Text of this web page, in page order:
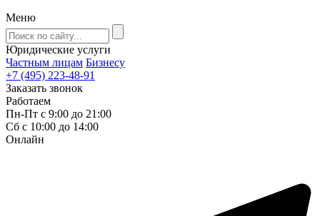
Меню
Юридические услуги
Частным лицам Бизнесу
+7 (495) 223-48-91
Заказать звонок
Работаем
Пн-Пт с 9:00 до 21:00
Сб с 10:00 до 14:00
Онлайн